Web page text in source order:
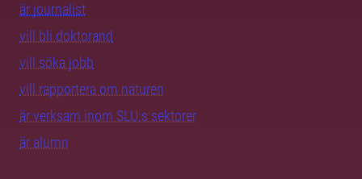
är journalist
vill bli doktorand
vill söka jobb
vill rapportera om naturen
är verksam inom SLU:s sektorer
är alumn